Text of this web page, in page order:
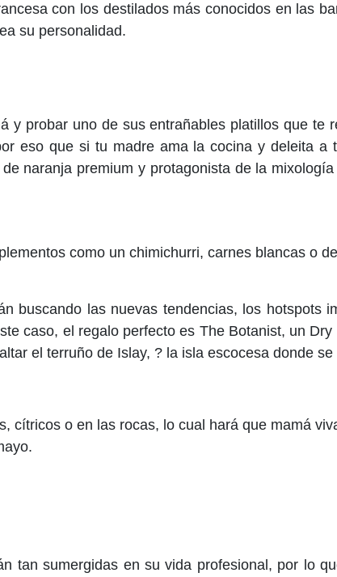
con los destilados más conocidos en las
su personalidad.
y probar uno de sus entrañables platillos que te
eso que si tu madre ama la cocina y deleita a
naranja premium y protagonista de la
como un chimichurri, carnes blancas o
buscando las nuevas tendencias, los hotspots
caso, el regalo perfecto es The Botanist, un
el terruño de Islay, ? la isla escocesa donde se
cítricos o en las rocas, lo cual hará que mamá
tan sumergidas en su vida profesional, por lo